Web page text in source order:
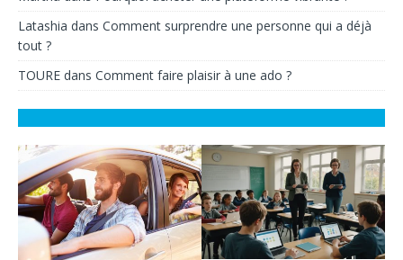
Latashia dans Comment surprendre une personne qui a déjà
tout ?
TOURE dans Comment faire plaisir à une ado ?